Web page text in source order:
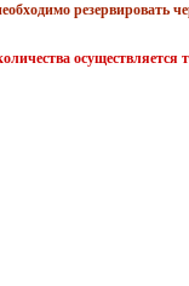
резервировать
осуществляется